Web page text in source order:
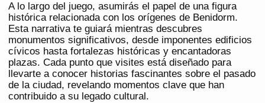
A lo largo del juego, asumirás el papel de una figura
histórica relacionada con los orígenes de Benidorm.
Esta narrativa te guiará mientras descubres
monumentos significativos, desde imponentes edificios
cívicos hasta fortalezas históricas y encantadoras
plazas. Cada punto que visites está diseñado para
llevarte a conocer historias fascinantes sobre el pasado
de la ciudad, revelando momentos clave que han
contribuido a su legado cultural.